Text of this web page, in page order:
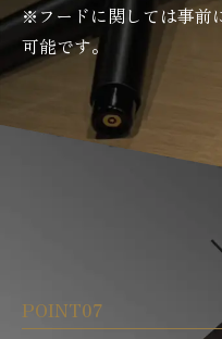
※フードに関しては事前
可能です。
POINT07